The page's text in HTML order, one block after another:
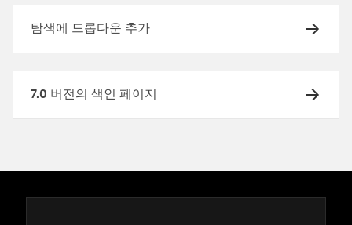
탐색에 드롭다운 추가
7.0 버전의 색인 페이지